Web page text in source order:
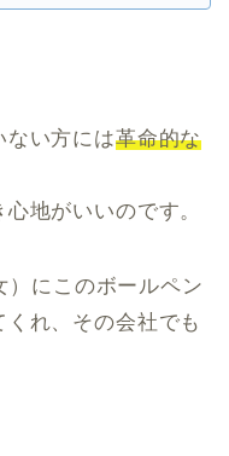
ない方には革命的な
地がいいのです。
にこのボールペン
れ、その会社でも